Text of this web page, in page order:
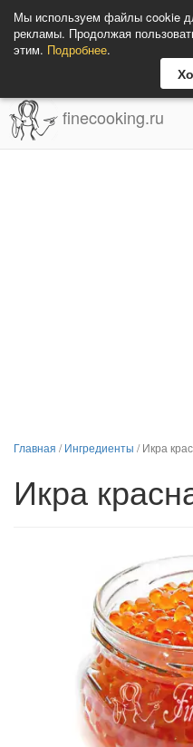
Мы используем файлы cookie
рекламы. Продолжая
этим. Подробнее.
finecooking.ru
Главная /Ингредиенты /Икра
Икра